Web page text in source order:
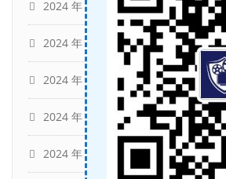
2024 年 8 月
2024 年 7 月
2024 年 6 月 (4)
2024 年 5 月 (13)
2024 年 4 月